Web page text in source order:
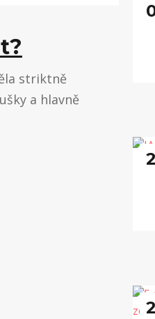
striktně
a hlavně